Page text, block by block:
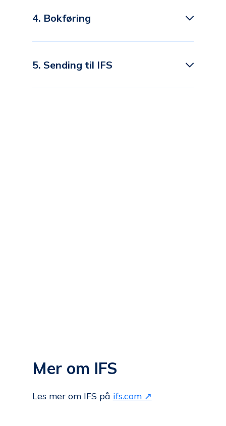
4. Bokføring
5. Sending til IFS
Mer om IFS
Les mer om IFS på ifs.com ↗